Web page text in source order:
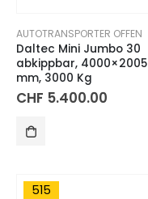
AUTOTRANSPORTER OFFEN
Daltec Mini Jumbo 30
abkippbar, 4000×2005
mm, 3000 Kg
CHF 5.400.00
515